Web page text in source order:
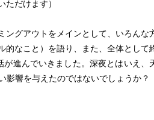
ただけます）
グアウトをメインとして、いろんな
的なこと）を語り、また、全体として
進んでいきました。深夜とはいえ、
影響を与えたのではないでしょうか？